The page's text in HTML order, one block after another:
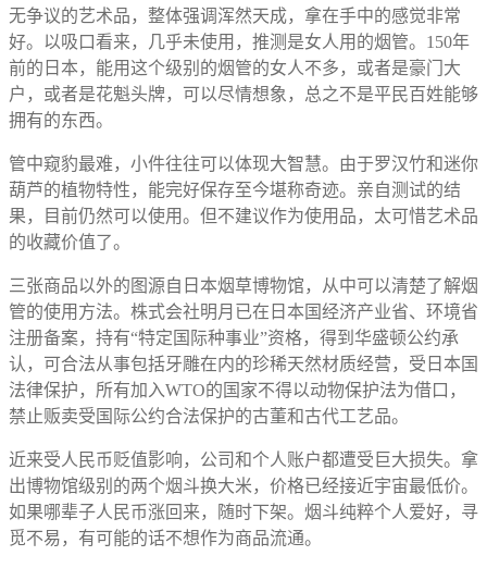
无争议的艺术品，整体强调浑然天成，拿在手中的感觉非常
好。以吸口看来，几乎未使用，推测是女人用的烟管。150年
前的日本，能用这个级别的烟管的女人不多，或者是豪门大
户，或者是花魁头牌，可以尽情想象，总之不是平民百姓能够
拥有的东西。
管中窥豹最难，小件往往可以体现大智慧。由于罗汉竹和迷你
葫芦的植物特性，能完好保存至今堪称奇迹。亲自测试的结
果，目前仍然可以使用。但不建议作为使用品，太可惜艺术品
的收藏价值了。
三张商品以外的图源自日本烟草博物馆，从中可以清楚了解烟
管的使用方法。株式会社明月已在日本国经济产业省、环境省
注册备案，持有“特定国际种事业”资格，得到华盛顿公约承
认，可合法从事包括牙雕在内的珍稀天然材质经营，受日本国
法律保护，所有加入WTO的国家不得以动物保护法为借口，
禁止贩卖受国际公约合法保护的古董和古代工艺品。
近来受人民币贬值影响，公司和个人账户都遭受巨大损失。拿
出博物馆级别的两个烟斗换大米，价格已经接近宇宙最低价。
如果哪辈子人民币涨回来，随时下架。烟斗纯粹个人爱好，寻
觅不易，有可能的话不想作为商品流通。